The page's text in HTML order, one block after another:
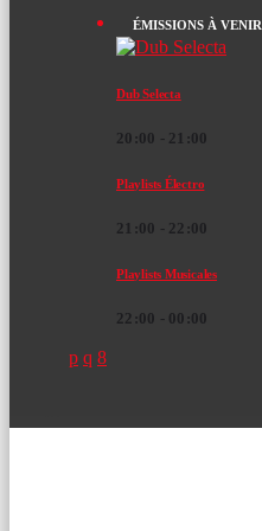
ÉMISSIONS À VENIR
Dub Selecta
20:00 - 21:00
Playlists Électro
21:00 - 22:00
Playlists Musicales
22:00 - 00:00